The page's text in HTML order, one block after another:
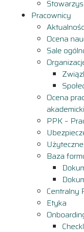
Pracownicy
Ocena
Sale
Ocena
PPK –
Baza
Centralny
Etyka